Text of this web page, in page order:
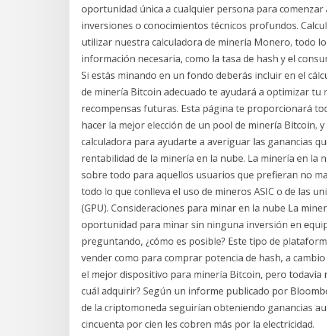
oportunidad única a cualquier persona para
inversiones o conocimientos técnicos profundos.
utilizar nuestra calculadora de minería Monero, todo
información necesaria, como la tasa de hash y el
Si estás minando en un fondo deberás incluir en el
de minería Bitcoin adecuado te ayudará a optimizar tu
recompensas futuras. Esta página te proporcionará
hacer la mejor elección de un pool de minería Bitcoin,
calculadora para ayudarte a averiguar las ganancias
rentabilidad de la minería en la nube. La minería en la
sobre todo para aquellos usuarios que prefieran no
todo lo que conlleva el uso de mineros ASIC o de las
(GPU). Consideraciones para minar en la nube La
oportunidad para minar sin ninguna inversión en
preguntando, ¿cómo es posible? Este tipo de
vender como para comprar potencia de hash, a
el mejor dispositivo para minería Bitcoin, pero todavía
cuál adquirir? Según un informe publicado por
de la criptomoneda seguirían obteniendo ganancias
cincuenta por cien les cobren más por la electricidad.